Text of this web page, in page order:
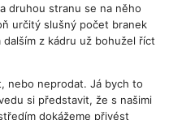
druhou stranu se na něho
určitý slušný počet branek
z kádru už bohužel říct
nebo neprodat. Já bych to
si představit, že s našimi
dokážeme přivést